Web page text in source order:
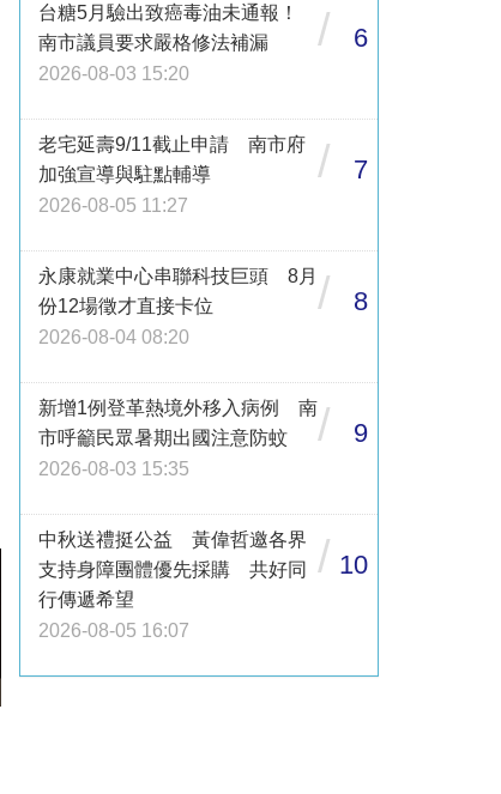
台糖5月驗出致癌毒油未通報！
南市議員要求嚴格修法補漏
2026-08-03 15:20
/ 6
老宅延壽9/11截止申請 南市府
加強宣導與駐點輔導
2026-08-05 11:27
/ 7
永康就業中心串聯科技巨頭 8月
份12場徵才直接卡位
2026-08-04 08:20
/ 8
新增1例登革熱境外移入病例 南
市呼籲民眾暑期出國注意防蚊
2026-08-03 15:35
/ 9
中秋送禮挺公益 黃偉哲邀各界
支持身障團體優先採購 共好同
行傳遞希望
2026-08-05 16:07
/ 10